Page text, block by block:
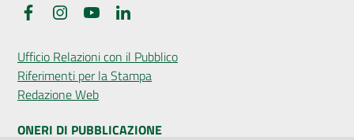
FacebookInstagramYouTube
Ufficio Relazioni con il Pubblico
Riferimenti per la Stampa
Redazione Web
ONERI DI PUBBLICAZIONE